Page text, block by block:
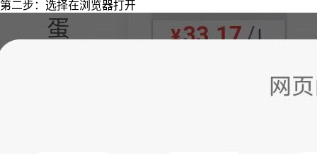
第二步：选择在浏览器打开